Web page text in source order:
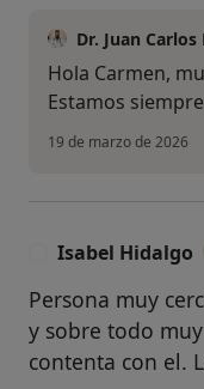
Dr. Juan
Hola Carmen,
Estamos
19 de marzo de 2026
Isabel Hidalgo
Persona muy
y sobre todo
contenta con el.